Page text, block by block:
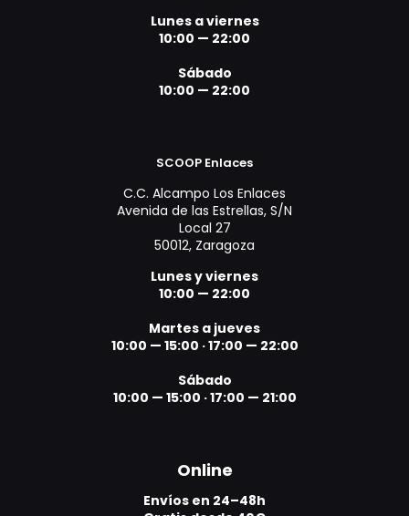
Lunes a viernes
10:00 — 22:00
Sábado
10:00 — 22:00
SCOOP Enlaces
C.C. Alcampo Los Enlaces
Avenida de las Estrellas, S/N
Local 27
50012, Zaragoza
Lunes y viernes
10:00 — 22:00
Martes a jueves
10:00 — 15:00 ·17:00 — 22:00
Sábado
10:00 — 15:00 ·17:00 — 21:00
Online
Envíos en 24–48h